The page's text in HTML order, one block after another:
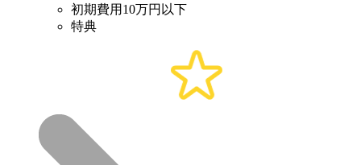
初期費用10万円以下
特典